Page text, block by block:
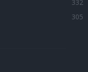
332
305